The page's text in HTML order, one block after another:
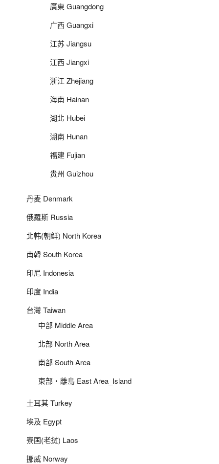
廣東 Guangdong
广西 Guangxi
江苏 Jiangsu
江西 Jiangxi
浙江 Zhejiang
海南 Hainan
湖北 Hubei
湖南 Hunan
福建 Fujian
贵州 Guizhou
丹麦 Denmark
俄羅斯 Russia
北韩(朝鲜) North Korea
南韓 South Korea
印尼 Indonesia
印度 India
台灣 Taiwan
中部 Middle Area
北部 North Area
南部 South Area
東部‧離島 East Area_Island
土耳其 Turkey
埃及 Egypt
寮国(老挝) Laos
挪威 Norway